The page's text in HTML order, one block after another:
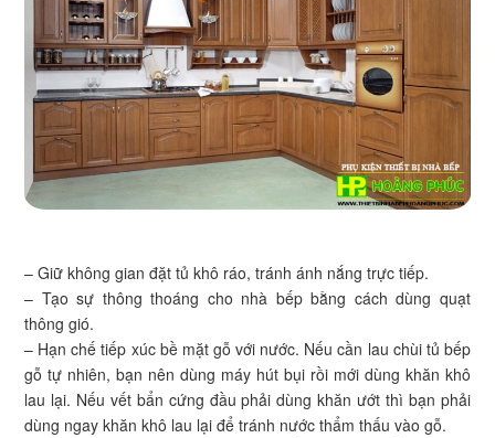
– Giữ không gian đặt tủ khô ráo, tránh ánh nắng trực tiếp.
– Tạo sự thông thoáng cho nhà bếp bằng cách dùng quạt
thông gió.
– Hạn chế tiếp xúc bề mặt gỗ với nước. Nếu cần lau chùi tủ bếp
gỗ tự nhiên, bạn nên dùng máy hút bụi rồi mới dùng khăn khô
lau lại. Nếu vết bẩn cứng đầu phải dùng khăn ướt thì bạn phải
dùng ngay khăn khô lau lại để tránh nước thẩm thấu vào gỗ.